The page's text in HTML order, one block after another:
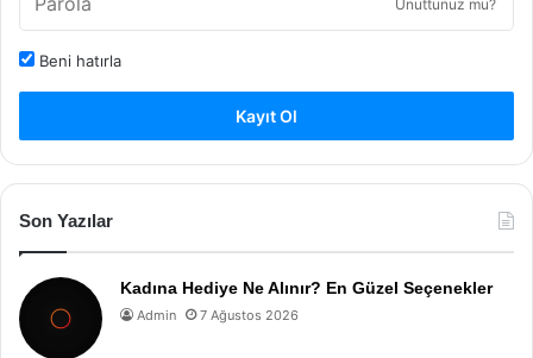
Unuttunuz mu?
Beni hatırla
Kayıt Ol
Son Yazılar
Kadına Hediye Ne Alınır? En Güzel Seçenekler
Admin 7 Ağustos 2026